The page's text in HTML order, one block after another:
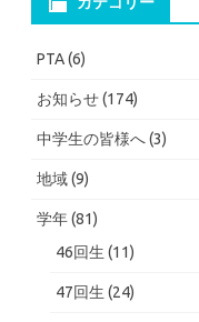
PTA(6)
お知らせ(174)
中学生の皆様へ(3)
地域(9)
学年(81)
46回生 (11)
47回生 (24)